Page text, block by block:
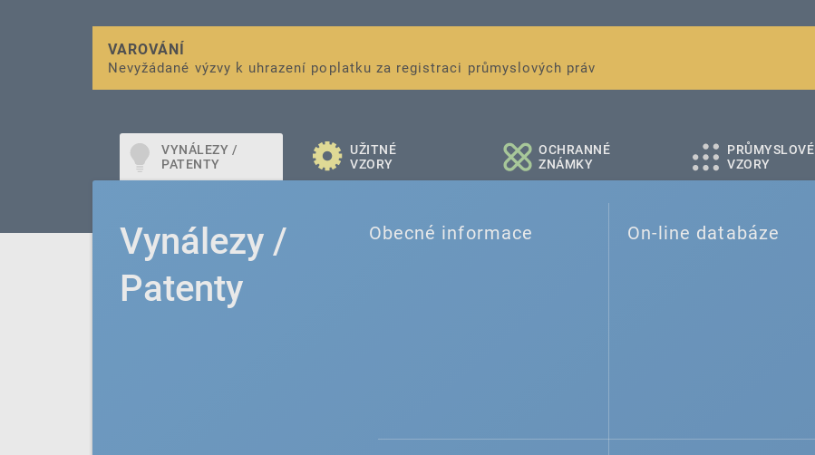
VAROVÁNÍ
Nevyžádané výzvy k uhrazení poplatku za registraci průmyslových práv
Finanční podpora
pro správu duševního vlastnictví pro malé a střední podniky
VYNÁLEZY /
PATENTY
UŽITNÉ
VZORY
OCHRANNÉ
ZNÁMKY
PRŮMYSLOVÉ
VZORY
Vynálezy /
Patenty
Obecné informace On-line databáze